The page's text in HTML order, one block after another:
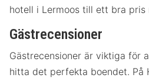
hotell i Lermoos till ett bra pris
Gästrecensioner
Gästrecensioner är viktiga för
hitta det perfekta boendet. På